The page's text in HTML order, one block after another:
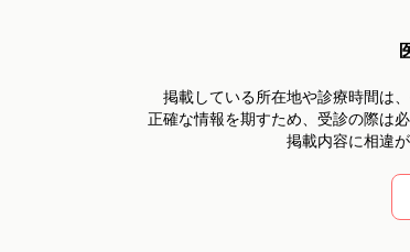
掲載している所在地や診療時間は、
正確な情報を期すため、受診の際は
掲載内容に相違が